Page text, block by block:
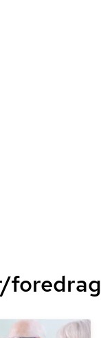
foredrag